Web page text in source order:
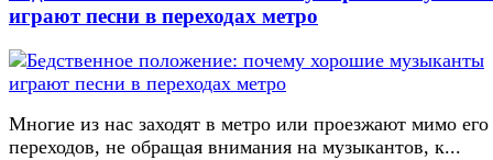
играют песни в переходах метро
Многие из нас заходят в метро или проезжают мимо его
переходов, не обращая внимания на музыкантов, к...